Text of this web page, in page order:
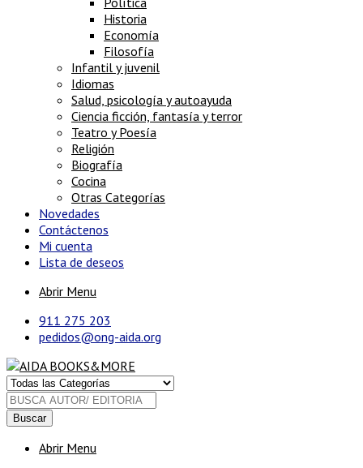
Historia
Economía
Filosofía
Infantil y juvenil
Idiomas
Salud, psicología y autoayuda
Ciencia ficción, fantasía y terror
Teatro y Poesía
Religión
Biografía
Cocina
Otras Categorías
Novedades
Contáctenos
Mi cuenta
Lista de deseos
Abrir Menu
911 275 203
pedidos@ong-aida.org
Buscar
Abrir Menu